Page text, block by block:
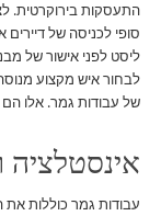
התעסקות בירוקרטית.
ליסט לפני אישור של
לבחור איש מקצוע
של עבודות גמר. אלו
אינסטלציה
עבודות גמר כוללות